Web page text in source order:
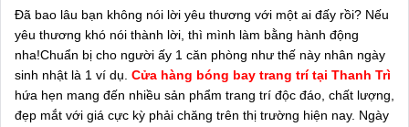
Đã bao lâu bạn không nói lời yêu thương với một ai đấy rồi? Nếu
yêu thương khó nói thành lời, thì mình làm bằng hành động
nha!Chuẩn bị cho người ấy 1 căn phòng như thế này nhân ngày
sinh nhật là 1 ví dụ. Cửa hàng bóng bay trang trí tại Thanh Trì
hứa hẹn mang đến nhiều sản phẩm trang trí độc đáo, chất lượng,
đẹp mắt với giá cực kỳ phải chăng trên thị trường hiện nay. Ngày